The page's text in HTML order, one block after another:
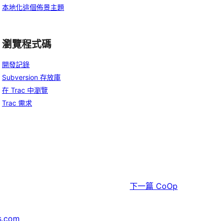
本地化這個佈景主題
瀏覽程式碼
開發記錄
Subversion 存放庫
在 Trac 中瀏覽
Trac 需求
下一篇 CoOp